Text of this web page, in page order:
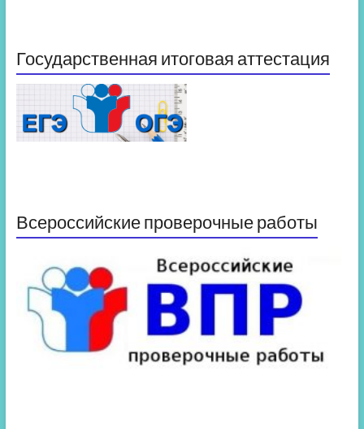
Государственная итоговая аттестация
Всероссийские проверочные работы